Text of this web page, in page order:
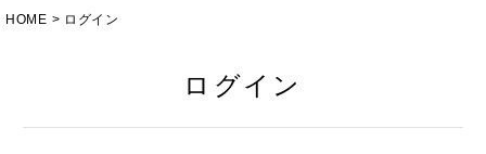
HOME ログイン
ログイン